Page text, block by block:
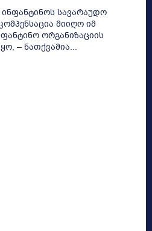
სავარაუდო
მიიღო იმ
ორგანიზაციის
– ნათქვამია...